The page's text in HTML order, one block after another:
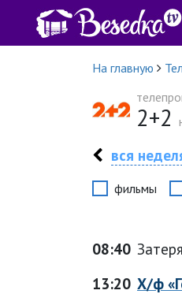
На главную
2+2
вся
фильмы
08:40
13:20 Х/ф